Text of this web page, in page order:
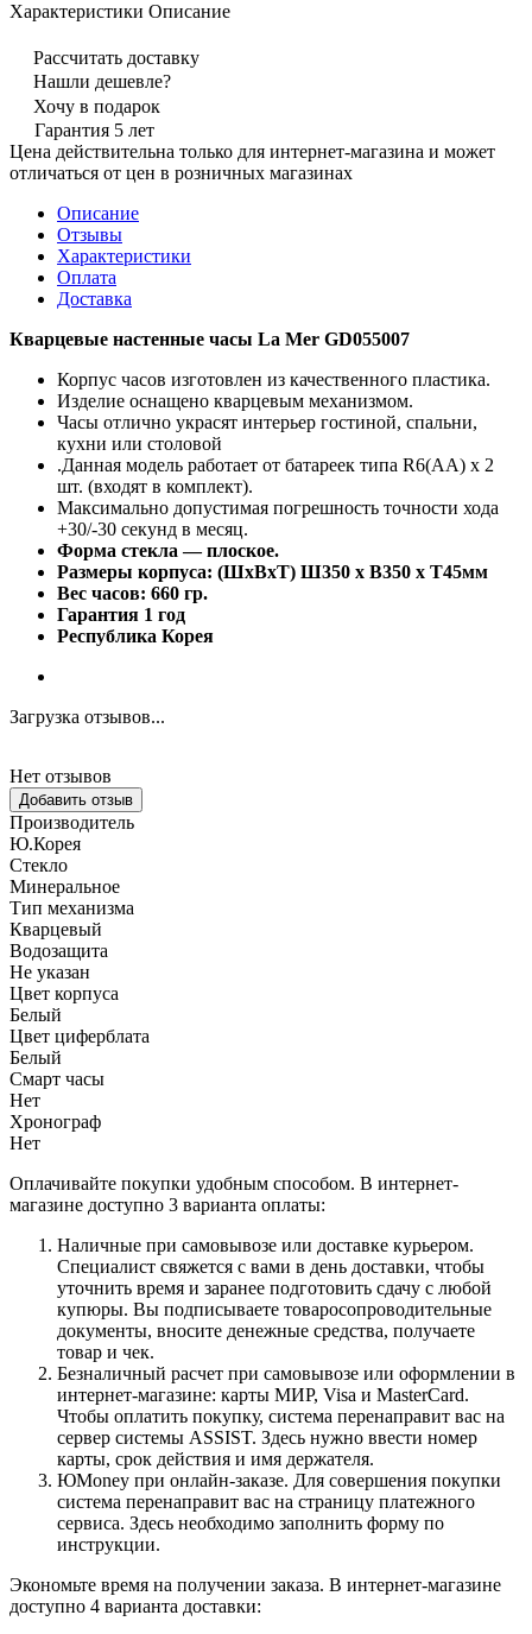
Характеристики Описание
Рассчитать доставку
Нашли дешевле?
Хочу в подарок
Гарантия 5 лет
Цена действительна только для интернет-магазина и может
отличаться от цен в розничных магазинах
Описание
Отзывы
Характеристики
Оплата
Доставка
Кварцевые настенные часы La Mer GD055007
Корпус часов изготовлен из качественного пластика.
Изделие оснащено кварцевым механизмом.
Часы отлично украсят интерьер гостиной, спальни,
кухни или столовой
.Данная модель работает от батареек типа R6(AA) x 2
шт. (входят в комплект).
Максимально допустимая погрешность точности хода
+30/-30 секунд в месяц.
Форма стекла — плоское.
Размеры корпуса: (ШxВxТ) Ш350 x В350 x Т45мм
Вес часов: 660 гр.
Гарантия 1 год
Республика Корея
Загрузка отзывов...
Нет отзывов
Добавить отзыв
Производитель
Ю.Корея
Стекло
Минеральное
Тип механизма
Кварцевый
Водозащита
Не указан
Цвет корпуса
Белый
Цвет циферблата
Белый
Смарт часы
Нет
Хронограф
Нет
Оплачивайте покупки удобным способом. В интернет-
магазине доступно 3 варианта оплаты:
Наличные при самовывозе или доставке курьером.
Специалист свяжется с вами в день доставки, чтобы
уточнить время и заранее подготовить сдачу с любой
купюры. Вы подписываете товаросопроводительные
документы, вносите денежные средства, получаете
товар и чек.
Безналичный расчет при самовывозе или оформлении в
интернет-магазине: карты МИР, Visa и MasterCard.
Чтобы оплатить покупку, система перенаправит вас на
сервер системы ASSIST. Здесь нужно ввести номер
карты, срок действия и имя держателя.
ЮMoney при онлайн-заказе. Для совершения покупки
система перенаправит вас на страницу платежного
сервиса. Здесь необходимо заполнить форму по
инструкции.
Экономьте время на получении заказа. В интернет-магазине
доступно 4 варианта доставки: